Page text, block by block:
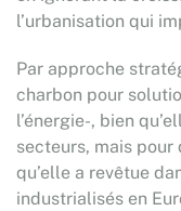
l’urbanisation qui
Par approche
charbon pour
l’énergie-, bien
secteurs, mais
qu’elle a revêtue
industrialisés en